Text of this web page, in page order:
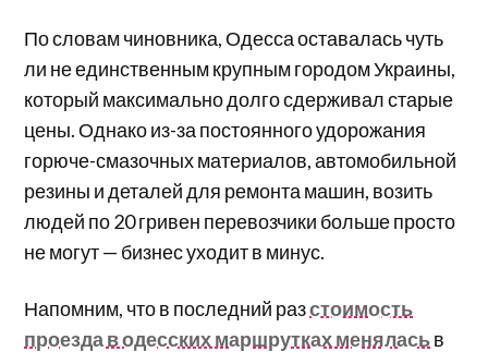
По словам чиновника, Одесса оставалась чуть
ли не единственным крупным городом Украины,
который максимально долго сдерживал старые
цены. Однако из-за постоянного удорожания
горюче-смазочных материалов, автомобильной
резины и деталей для ремонта машин, возить
людей по 20 гривен перевозчики больше просто
не могут — бизнес уходит в минус.
Напомним, что в последний разстоимость
проезда в одесских маршрутках меняласьв